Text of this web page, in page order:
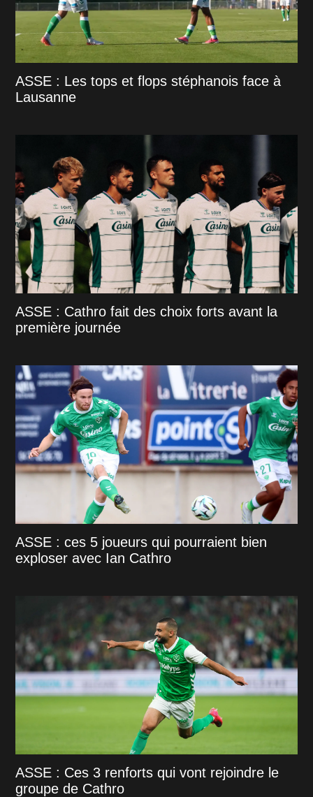
ASSE : Les tops et flops stéphanois face à
Lausanne
ASSE : Cathro fait des choix forts avant la
première journée
ASSE : ces 5 joueurs qui pourraient bien
exploser avec Ian Cathro
ASSE : Ces 3 renforts qui vont rejoindre le
groupe de Cathro